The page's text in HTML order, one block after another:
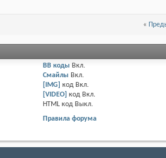
«
BB коды Вкл.
Смайлы Вкл.
[IMG] код Вкл.
[VIDEO] код Вкл.
HTML код Выкл.
Правила форума